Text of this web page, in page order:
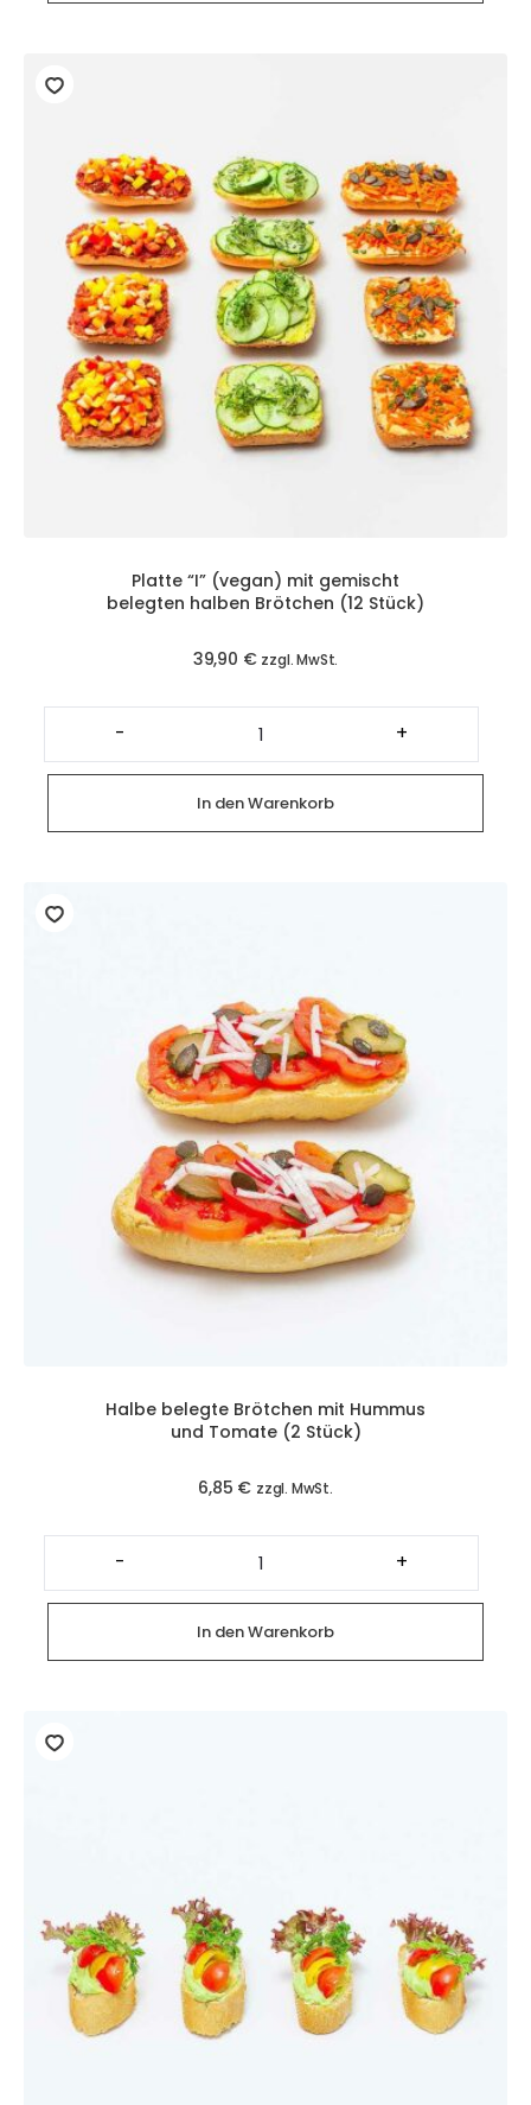
Platte “I” (vegan) mit gemischt
belegten halben Brötchen (12 Stück)
39,90 € zzgl. MwSt.
-
Platte
"I"
(vegan)
mit
gemischt
belegten
halben
Brötchen
+
In den Warenkorb
Halbe belegte Brötchen mit Hummus
und Tomate (2 Stück)
6,85 € zzgl. MwSt.
-
Halbe
belegte
Brötchen
mit
Hummus
und
Tomate
(2
+
In den Warenkorb